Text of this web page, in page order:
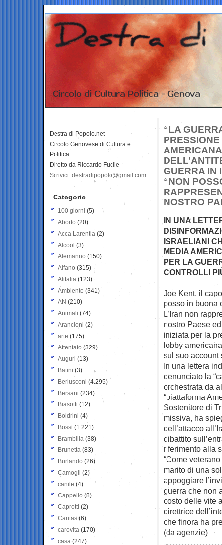
“LA
GUERRA IN
“NON
NOSTRO
IN UNA
ISRAELIANI
MEDIA
PER LA
CONTROLLI
Joe Kent, il
posso in buona
L’Iran non
nostro Paese
iniziata per la
lobby
sul suo account
In una lettera
denunciato la
orchestrata da
“piattaforma
Sostenitore di
missiva, ha
dell’attacco
dibattito
riferimento alla
“Come
marito di una
appoggiare
guerra che non
costo delle vite
direttrice
che finora ha
(da agenzie)
Destra di Popolo.net
Circolo Genovese di Cultura e
Politica
Diretto da Riccardo Fucile
Scrivici: destradipopolo@gmail.com
Categorie
100 giorni (5)
Aborto (20)
Acca Larentia (2)
Alcool (3)
Alemanno (150)
Alfano (315)
Alitalia (123)
Ambiente (341)
AN (210)
Animali (74)
Arancioni (2)
arte (175)
Attentato (329)
Auguri (13)
Batini (3)
Berlusconi (4.295)
Bersani (234)
Biasotti (12)
Boldrini (4)
Bossi (1.221)
Brambilla (38)
Brunetta (83)
Burlando (26)
Camogli (2)
canile (4)
Cappello (8)
Caprotti (2)
Caritas (6)
carovita (170)
casa (247)